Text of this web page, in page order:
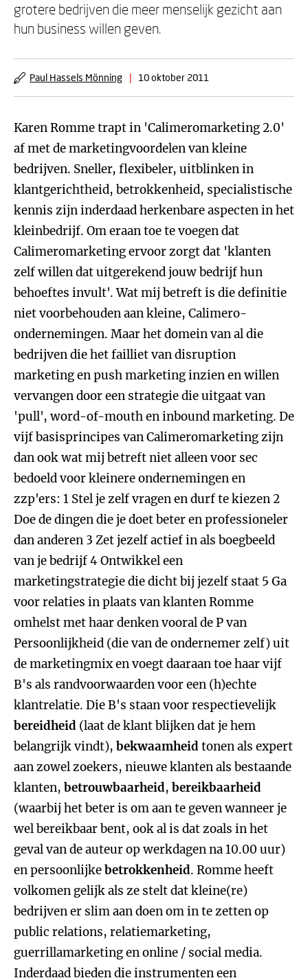
grotere bedrijven die meer menselijk gezicht aan
hun business willen geven.
Paul Hassels Mönning | 10 oktober 2011
Karen Romme trapt in 'Calimeromarketing 2.0'
af met de marketingvoordelen van kleine
bedrijven. Sneller, flexibeler, uitblinken in
klantgerichtheid, betrokkenheid, specialistische
kennis zijn inderdaad herkenbare aspecten in het
kleinbedrijf. Om eraan toe te voegen dat
Calimeromarketing ervoor zorgt dat 'klanten
zelf willen dat uitgerekend jouw bedrijf hun
behoeftes invult'. Wat mij betreft is die definitie
niet voorbehouden aan kleine, Calimero-
ondernemingen. Maar het domein van al die
bedrijven die het failliet van disruption
marketing en push marketing inzien en willen
vervangen door een strategie die uitgaat van
'pull', word-of-mouth en inbound marketing. De
vijf basisprincipes van Calimeromarketing zijn
dan ook wat mij betreft niet alleen voor sec
bedoeld voor kleinere ondernemingen en
zzp'ers: 1 Stel je zelf vragen en durf te kiezen 2
Doe de dingen die je doet beter en professioneler
dan anderen 3 Zet jezelf actief in als boegbeeld
van je bedrijf 4 Ontwikkel een
marketingstrategie die dicht bij jezelf staat 5 Ga
voor relaties in plaats van klanten Romme
omhelst met haar denken vooral de P van
Persoonlijkheid (die van de ondernemer zelf) uit
de marketingmix en voegt daaraan toe haar vijf
B's als randvoorwaarden voor een (h)echte
klantrelatie. Die B's staan voor respectievelijk
bereidheid (laat de klant blijken dat je hem
belangrijk vindt), bekwaamheid tonen als expert
aan zowel zoekers, nieuwe klanten als bestaande
klanten, betrouwbaarheid, bereikbaarheid
(waarbij het beter is om aan te geven wanneer je
wel bereikbaar bent, ook al is dat zoals in het
geval van de auteur op werkdagen na 10.00 uur)
en persoonlijkebetrokkenheid. Romme heeft
volkomen gelijk als ze stelt dat kleine(re)
bedrijven er slim aan doen om in te zetten op
public relations, relatiemarketing,
guerrillamarketing en online / social media.
Inderdaad bieden die instrumenten een